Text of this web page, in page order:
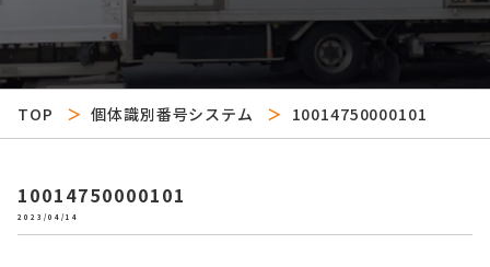
TOP 個体識別番号システム 10014750000101
10014750000101
2023/04/14